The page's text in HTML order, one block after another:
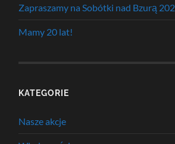
Zapraszamy na Sobótki nad Bzurą
Mamy 20 lat!
KATEGORIE
Nasze akcje